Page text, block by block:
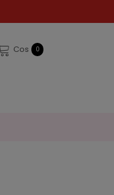
Cos 0